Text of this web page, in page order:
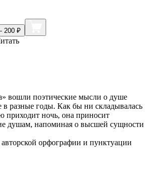
200 ₽
вошли поэтические мысли о душе
разные годы. Как бы ни складывалась
приходит ночь, она приносит
душам, напоминая о высшей сущности
орфографии и пунктуации